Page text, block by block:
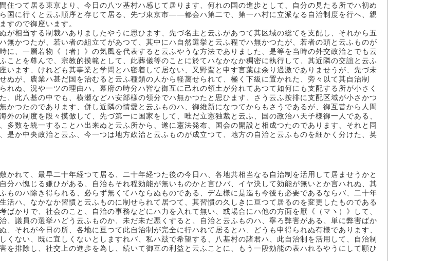
住つて居る東京より、今日の八ツ基村ハ感じて居ります、何れの国の進歩として、自分の見たる所でハ初め
国に行くと云ふ順序と存じて居る、先づ東京市――都会ハ第二で、第一ハ村に立派なる自治制度を行へ、親
すので御座います。
が相当する制裁ハありましたやうに思ひます、先づ名主と云ふがあつて其区域の総てを支配し、それから五
無かつたが、若い者の組立てがあつて、其中にハ自然選挙と云ふ程でハ無かつたが、若者の頭と云ふものが
に、一層若物《（者）》の気風を代表すると云ふやうな方法でありました、是等を当時の外交政治とでも云
ことを尊んで、宗教的摸範として、此葬儀等のことに於てハなかなか稠密に執行して、其近隣の交誼と云ふ
います、けれども其事業と学問とハ密着して居ない、又野蛮と申す言葉は余り過激でありませうが、先づ未
ぬが、農業ハ甚だ国を治むると云ふ種類の人から軽蔑せられて、極く下級に置かれた、旁々以て其自治制
ぬ、況や一ツの理由ハ、幕府の時分ハ皆な御互に己れの領土が分れてあつて如何にも支配する所が小さく
、此八基の中でも、横瀬などハ安部様の領分でハ無かつたと思ひます、さう云ふ按排に支配区域が小さかつ
かつたのであります、併し近隣の情愛と云ふものハ、御維新になつてからもさうであるが、御互昔から人間
の制度を段々摸倣して、先づ第一に国家をして、唯だ立憲独裁と云ふ、国の政治ハ天子様御一人である、
多数を統一することハ出来ぬと云ふ所から、遂に憲法発布、国会の開設と相成つたのであります、それと同
か中央政治と云ふ、今一つは地方政治と云ふものが成立つて、地方の自治と云ふものを細かく分けた、英
れて、最早二十年経つて居る、二十年経つた後の今日ハ、各地共相当なる自治制を活用して居ませうかと
分ハ愧じる嫌ひがある、自治もそれ程効能が無いものかと言ひバ、イヤ決して効能が無いとか言ハれぬ、其
ものハ除き得られる、必らず無くてハならぬものである、デ左様に是迄も今後も必要であるならバ、二十年
ハ、なかなか習慣と云ふものに制せられて居つて、其習慣の久しきに亘つて居るのを変更したものである
かりで、社会のこと、自治の事務などにハ力を入れて無い、或場合にハ他の方面を厭《（マヽ）》して、
、議員の選挙ハどう云ふものか、未だ未だ悪くすると、自治と云ふものハ、寧ろ弊害がある、単に弊害ばか
それが今日の所、各地に亘つて此自治制が完全に行ハれて居るとハ、どうも申得られぬ有様であります、
ない、既に宜しくないとしますれバ、私ハ玆で希望する、八基村の諸君ハ、此自治制を活用して、自治制
を排除し、社交上の進歩を為し、続いて御互の利益と云ふことに、もう一段効能の表ハれるやうにして願ひ